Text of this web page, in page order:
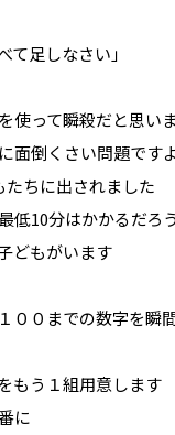
て足しなさい」
使って瞬殺だと思い
面倒くさい問題です
ちに出されました
低10分はかかるだろ
どもがいます
００までの数字を瞬
もう１組用意します
に